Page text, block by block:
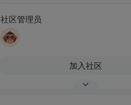
社区管理员
加入社区